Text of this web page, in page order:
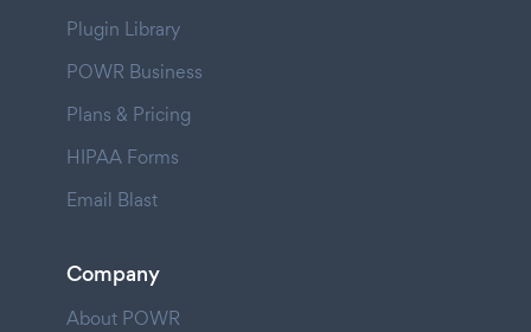
Plugin Library
POWR Business
Plans & Pricing
HIPAA Forms
Email Blast
Company
About POWR